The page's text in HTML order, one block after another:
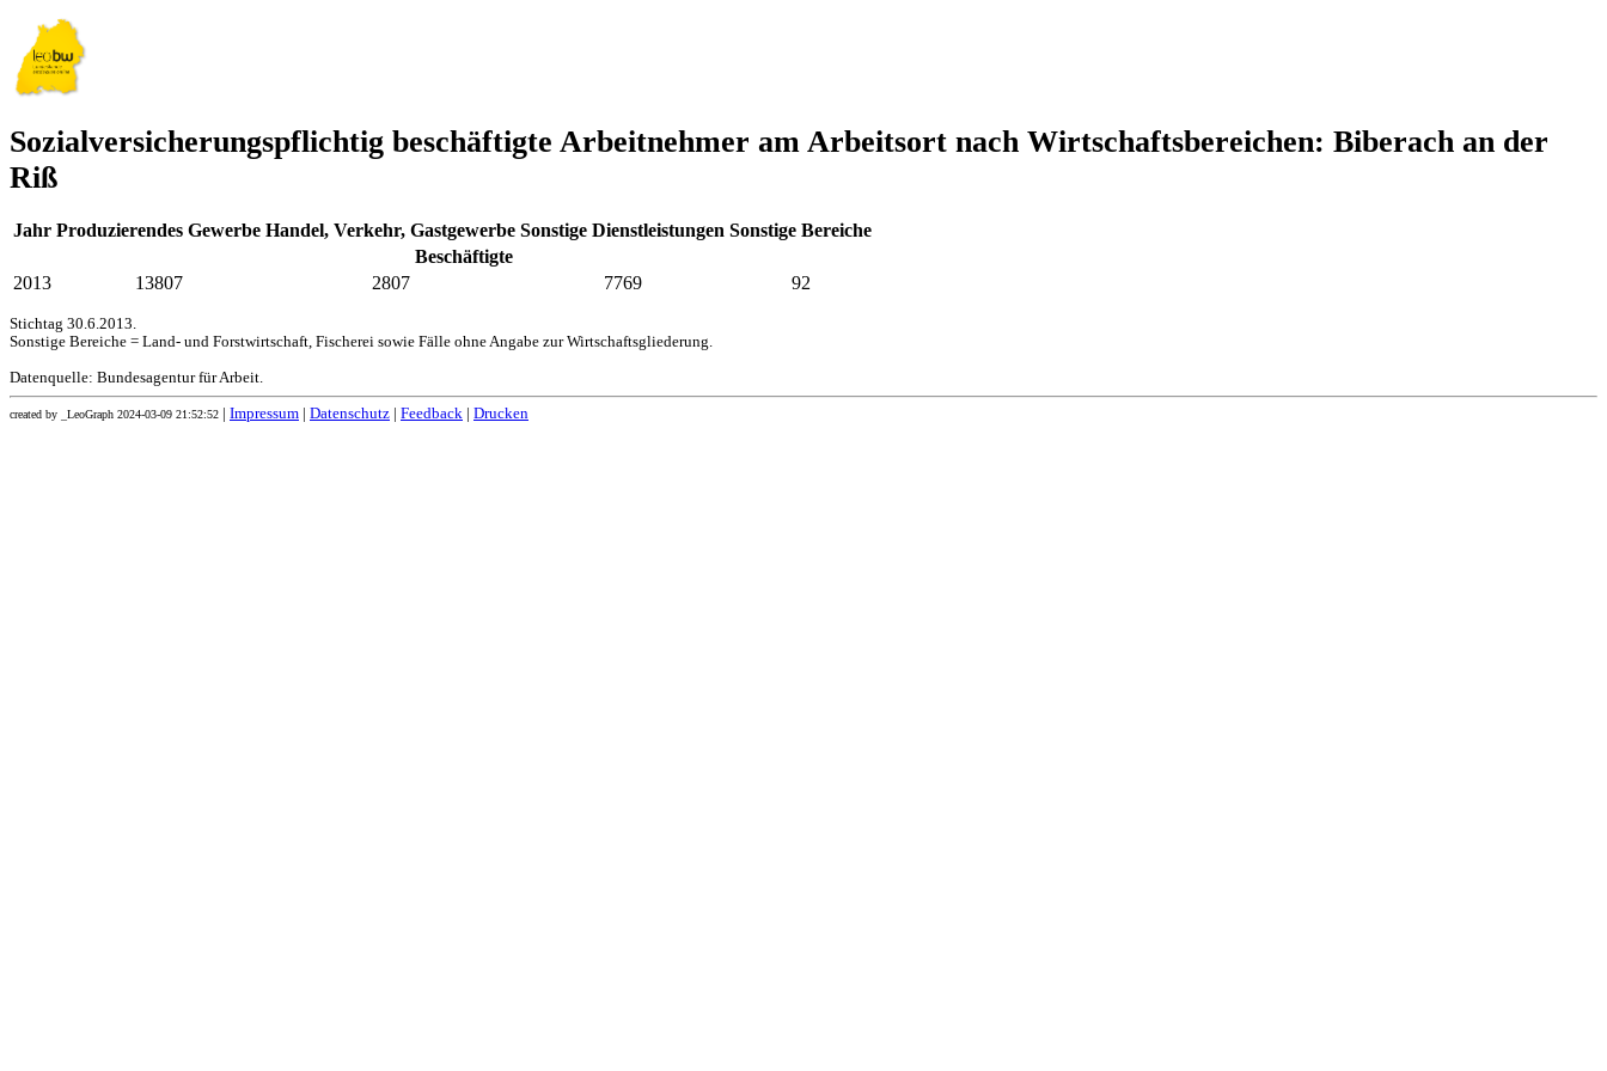
Sozialversicherungspflichtig beschäftigte Arbeitnehmer am Arbeitsort nach Wirtschaftsbereichen: Biberach an der
Riß
Jahr Produzierendes Gewerbe Handel, Verkehr, Gastgewerbe Sonstige Dienstleistungen Sonstige Bereiche
Beschäftigte
2013
13807 2807 7769 92
Stichtag 30.6.2013.
Sonstige Bereiche = Land- und Forstwirtschaft, Fischerei sowie Fälle ohne Angabe zur Wirtschaftsgliederung.
Datenquelle: Bundesagentur für Arbeit.
created by _LeoGraph 2024-03-09 21:52:52 Impressum Datenschutz Feedback Drucken